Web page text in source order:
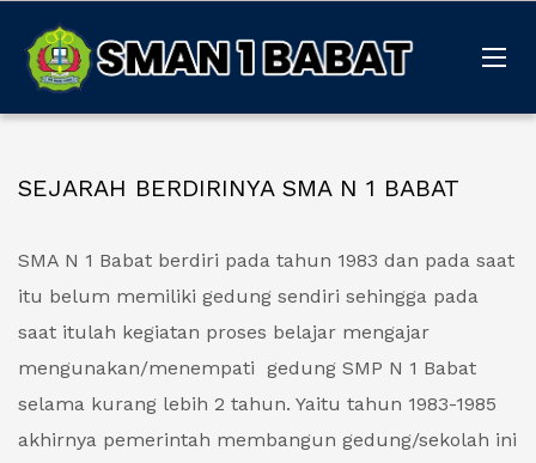
SEJARAH BERDIRINYA SMA N 1 BABAT
SMA N 1 Babat berdiri pada tahun 1983 dan pada saat
itu belum memiliki gedung sendiri sehingga pada
saat itulah kegiatan proses belajar mengajar
mengunakan/menempati gedung SMP N 1 Babat
selama kurang lebih 2 tahun. Yaitu tahun 1983-1985
akhirnya pemerintah membangun gedung/sekolah ini